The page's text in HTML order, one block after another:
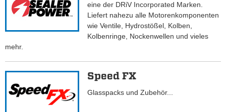
eine der DRiV Incorporated Marken.
Liefert nahezu alle Motorenkomponenten
wie Ventile, Hydrostößel, Kolben,
Kolbenringe, Nockenwellen und vieles
mehr.
Speed FX
Glasspacks und Zubehör...